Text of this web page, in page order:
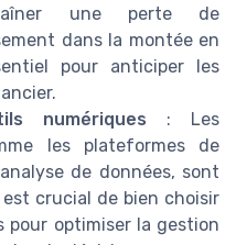
une perte de
dans la montée en
pour anticiper les
numériques : Les
les plateformes de
de données, sont
crucial de bien choisir
optimiser la gestion